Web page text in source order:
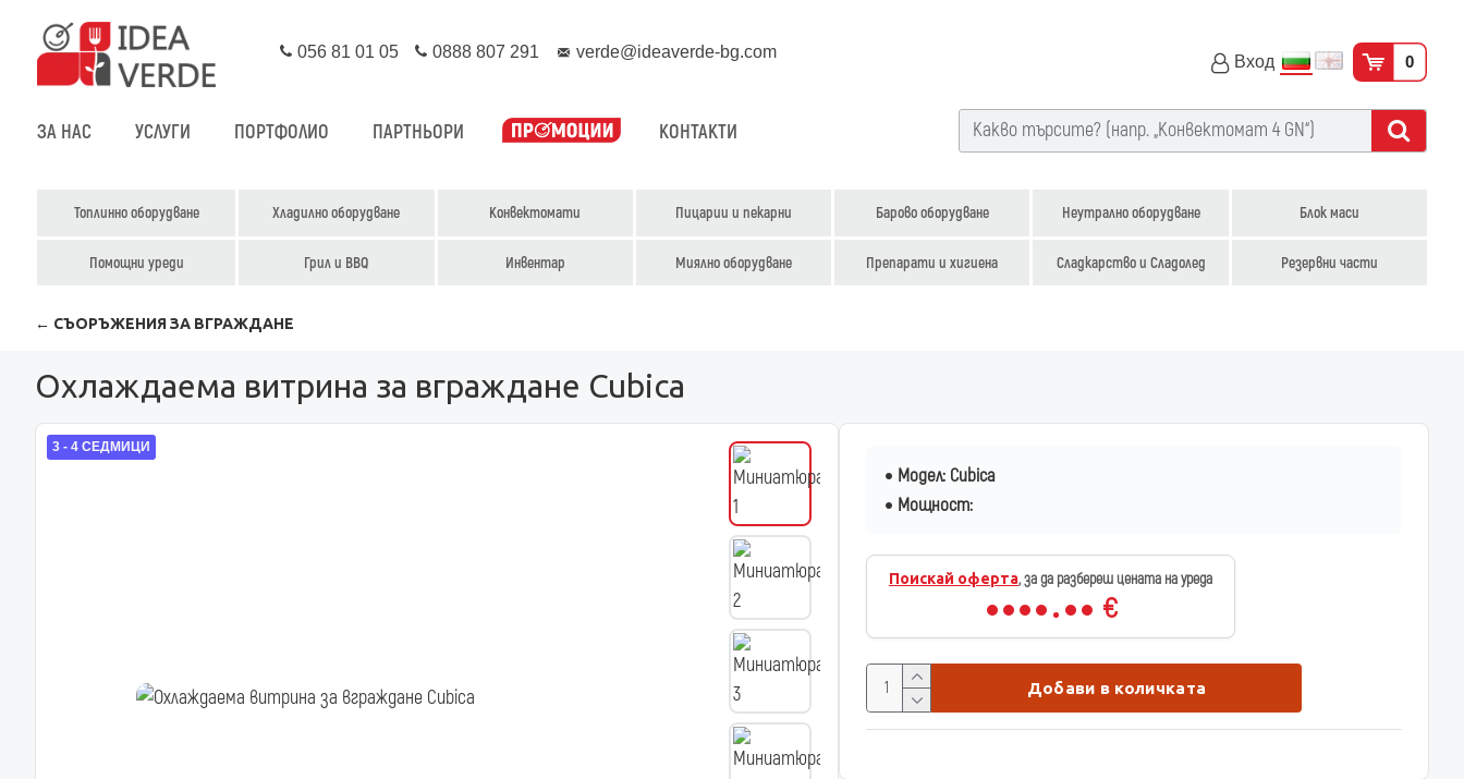
056 81 01 05 0888 807 291 verde@ideaverde-bg.com
Вход 0
ЗА НАС УСЛУГИ ПОРТФОЛИО ПАРТНЬОРИ КОНТАКТИ
Топлинно оборудване Хладилно оборудване Конвектомати Пицарии и пекарни Барово оборудване Неутрално оборудване Блок маси
Помощни уреди Грил и BBQ Инвентар Миялно оборудване Препарати и хигиена Сладкарство и Сладолед Резервни части
← СЪОРЪЖЕНИЯ ЗА ВГРАЖДАНЕ
Охлаждаема витрина за вграждане Cubica
3 - 4 СЕДМИЦИ
Поискай оферта, за да разбереш цената на уреда
€
Модел: Cubica
Мощност:
Добави в количката